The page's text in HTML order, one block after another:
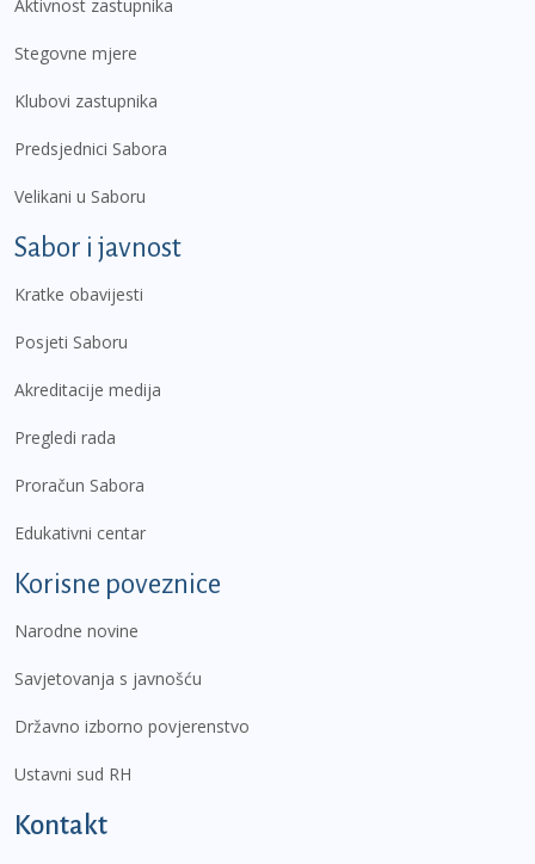
Aktivnost zastupnika
Stegovne mjere
Klubovi zastupnika
Predsjednici Sabora
Velikani u Saboru
Sabor i javnost
Kratke obavijesti
Posjeti Saboru
Akreditacije medija
Pregledi rada
Proračun Sabora
Edukativni centar
Korisne poveznice
Narodne novine
Savjetovanja s javnošću
Državno izborno povjerenstvo
Ustavni sud RH
Kontakt